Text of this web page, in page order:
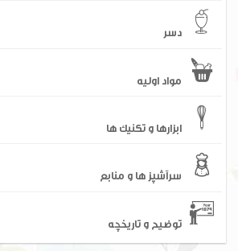
دسر
مواد اولیه
ابزارها و تکنیک ها
سرآشپز ها و منابع
توضیح و تاریخچه